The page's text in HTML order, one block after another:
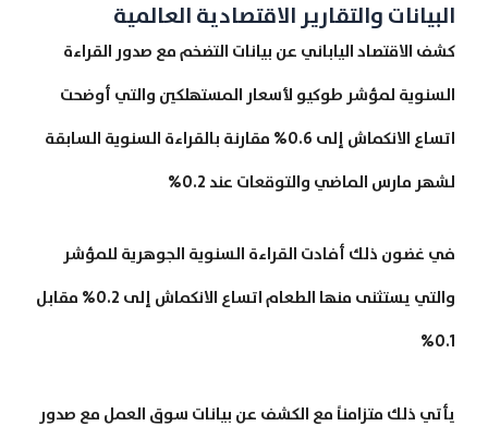
البيانات والتقارير الاقتصادية العالمية
كشف الاقتصاد الياباني عن بيانات التضخم مع صدور القراءة
السنوية لمؤشر طوكيو لأسعار المستهلكين والتي أوضحت
اتساع الانكماش إلى 0.6% مقارنة بالقراءة السنوية السابقة
لشهر مارس الماضي والتوقعات عند 0.2%
في غضون ذلك أفادت القراءة السنوية الجوهرية للمؤشر
والتي يستثنى منها الطعام اتساع الانكماش إلى 0.2% مقابل
0.1%
يأتي ذلك متزامناً مع الكشف عن بيانات سوق العمل مع صدور